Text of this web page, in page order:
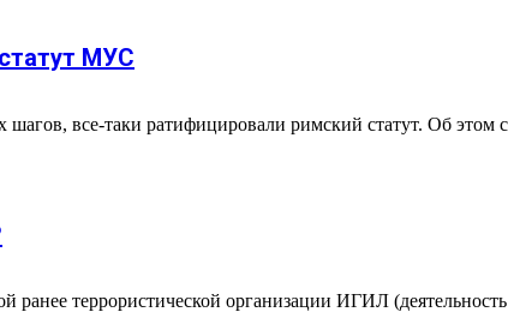
МУС
все-таки ратифицировали римский статут. Об этом
террористической организации ИГИЛ